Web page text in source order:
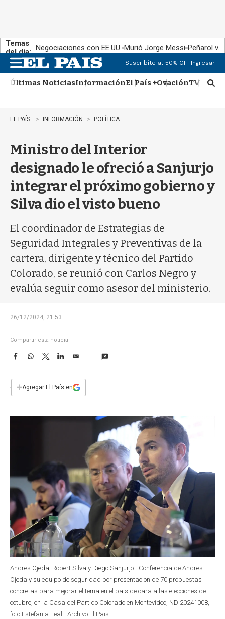
Temas
del día: Negociaciones con EE.UU. Murió Jorge Messi Peñarol
n
u
Suscribite al 50% OFFIngresar
Últimas NoticiasInformaciónEl País +OvaciónTV Show
M
o
�
q
EL PAÍS INFORMACIÓN POLÍTICA
Ministro del Interior
designado le ofreció a Sanjurjo
integrar el próximo gobierno y
Silva dio el visto bueno
El coordinador de Estrategias de
Seguridad Integrales y Preventivas de la
cartera, dirigente y técnico del Partido
Colorado, se reunió con Carlos Negro y
evalúa seguir como asesor del ministerio.
26/12/2024, 21:53
Compartir esta noticia
F
e
b
W
s
T
w
t
L
E
i
l
+Agregar El País en
Andres Ojeda, Robert Silva y Diego Sanjurjo - Conferencia de Andres
Ojeda y su equipo de seguridad por presentacion de 70 propuestas
concretas para mejorar el tema en el pais de cara a las elecciones de
octubre, en la Casa del Partido Colorado en Montevideo, ND 20241008,
foto Estefania Leal - Archivo El Pais